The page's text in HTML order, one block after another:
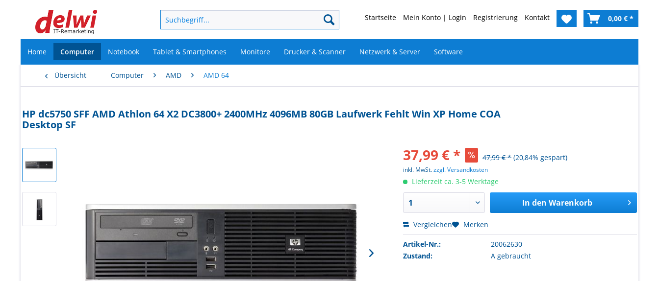
Startseite Mein Konto | Login Registrierung Kontakt 0,00 € *
Home Computer Notebook Tablet & Smartphones Monitore Drucker & Scanner Netzwerk & Server Software
Übersicht Computer AMD AMD 64
HP dc5750 SFF AMD Athlon 64 X2 DC3800+ 2400MHz 4096MB 80GB Laufwerk Fehlt Win XP Home COA
Desktop SF
37,99 € * 47,99 € * (20,84% gespart)
inkl. MwSt.zzgl. Versandkosten
Lieferzeit ca. 3-5 Werktage
In den Warenkorb
Vergleichen Merken
Artikel-Nr.:
20062630
Zustand:
A gebraucht